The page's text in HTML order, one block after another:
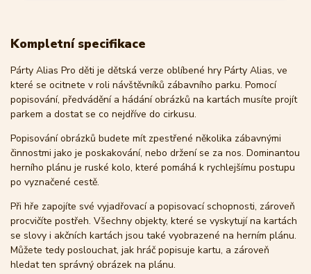
Kompletní specifikace
Párty Alias Pro děti je dětská verze oblíbené hry Párty Alias, ve
které se ocitnete v roli návštěvníků zábavního parku. Pomocí
popisování, předvádění a hádání obrázků na kartách musíte projít
parkem a dostat se co nejdříve do cirkusu.
Popisování obrázků budete mít zpestřené několika zábavnými
činnostmi jako je poskakování, nebo držení se za nos. Dominantou
herního plánu je ruské kolo, které pomáhá k rychlejšímu postupu
po vyznačené cestě.
Při hře zapojíte své vyjadřovací a popisovací schopnosti, zároveň
procvičíte postřeh. Všechny objekty, které se vyskytují na kartách
se slovy i akčních kartách jsou také vyobrazené na herním plánu.
Můžete tedy poslouchat, jak hráč popisuje kartu, a zároveň
hledat ten správný obrázek na plánu.